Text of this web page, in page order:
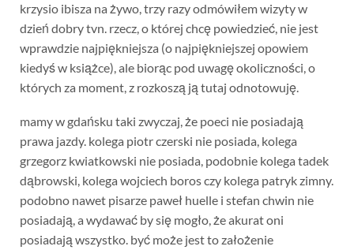
krzysio ibisza na żywo, trzy razy odmówiłem wizyty w
dzień dobry tvn. rzecz, o której chcę powiedzieć, nie jest
wprawdzie najpiękniejsza (o najpiękniejszej opowiem
kiedyś w książce), ale biorąc pod uwagę okoliczności, o
których za moment, z rozkoszą ją tutaj odnotowuję.
mamy w gdańsku taki zwyczaj, że poeci nie posiadają
prawa jazdy. kolega piotr czerski nie posiada, kolega
grzegorz kwiatkowski nie posiada, podobnie kolega tadek
dąbrowski, kolega wojciech boros czy kolega patryk zimny.
podobno nawet pisarze paweł huelle i stefan chwin nie
posiadają, a wydawać by się mogło, że akurat oni
posiadają wszystko. być może jest to założenie